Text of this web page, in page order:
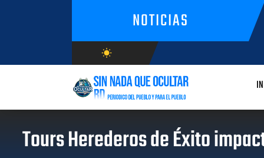
NOTICIAS
wb_sunny
AGOSTO/9/2026
Tours Herederos de Éxito